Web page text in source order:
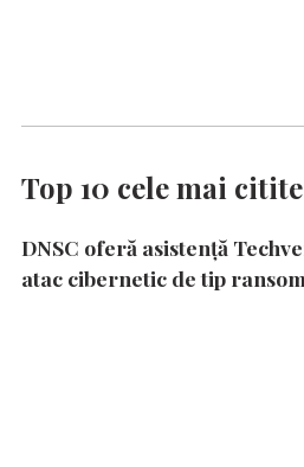
Top 10 cele mai citite
DNSC oferă asistență
atac cibernetic de tip